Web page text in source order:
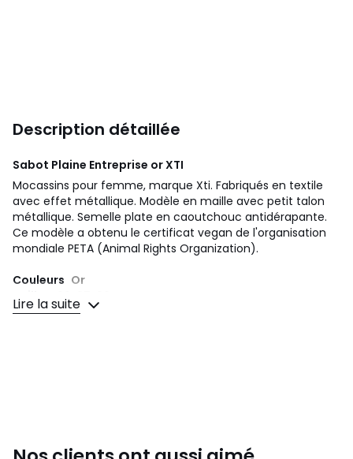
Description détaillée
Sabot Plaine Entreprise orXTI
Mocassins pour femme, marque Xti. Fabriqués en textile
avec effet métallique. Modèle en maille avec petit talon
métallique. Semelle plate en caoutchouc antidérapante.
Ce modèle a obtenu le certificat vegan de l'organisation
mondiale PETA (Animal Rights Organization).
Couleurs Or
Tailles
36, 37, 38
Lire la suite